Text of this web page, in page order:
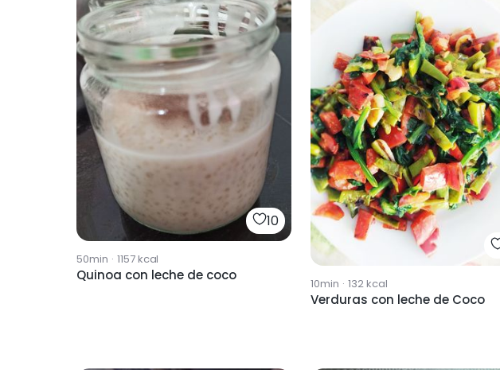
10
50min · 1157kcal
Quinoa con leche de coco
10min · 132kcal
Verduras con leche de Coco